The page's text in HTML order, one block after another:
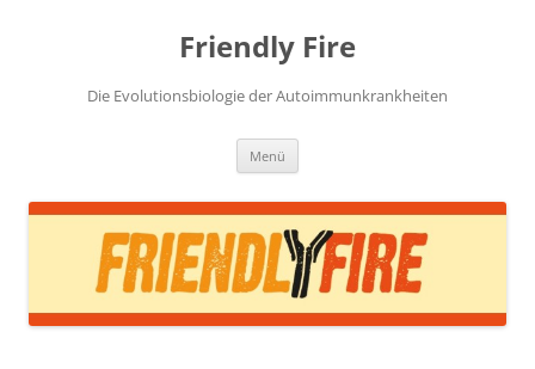
Friendly Fire
Die Evolutionsbiologie der Autoimmunkrankheiten
Menü